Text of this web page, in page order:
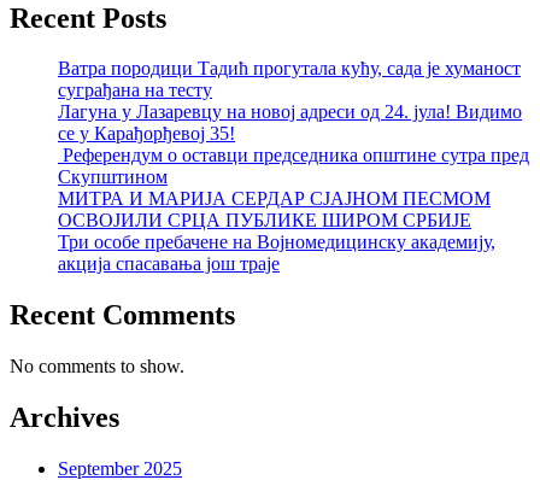
Recent Posts
Ватра породици Тадић прогутала кућу, сада је хуманост
суграђана на тесту
Лагуна у Лазаревцу на новој адреси од 24. јула! Видимо
се у Карађорђевој 35!
Референдум о оставци председника општине сутра пред
Скупштином
МИТРА И МАРИЈА СЕРДАР СЈАЈНОМ ПЕСМОМ
ОСВОЈИЛИ СРЦА ПУБЛИКЕ ШИРОМ СРБИЈЕ
Три особе пребачене на Војномедицинску академију,
акција спасавања још траје
Recent Comments
No comments to show.
Archives
September 2025